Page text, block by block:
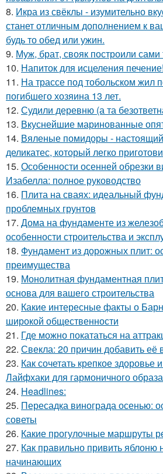
8. Икра из свёклы - изумительно
станет отличным дополнением к
будь то обед или ужин.
9. Муж, брат, свояк построили сами
10. Напиток для исцеления печение!
11. На трассе под тобольском жил
погибшего хозяина 13 лет.
12. Судили деревню (а та
13. Вкуснейшие маринованные
14. Вяленые помидоры -
деликатес, который легко
15. Особенности осенней обрезки
Изабелла: полное руководство
16. Плита на сваях: идеальный
проблемных грунтов
17. Дома на фундаменте из
особенности строительства и
18. Фундамент из дорожных плит:
преимущества
19. Монолитная фундаментная
основа для вашего строительства
20. Какие интересные факты о
широкой общественности
21. Где можно покататься на
22. Свекла: 20 причин добавить её
23. Как сочетать крепкое здоровье
Лайфхаки для гармоничного
24. Headlines:
25. Пересадка винограда осенью:
советы
26. Какие прогулочные маршруты
27. Как правильно привить яблоню
начинающих